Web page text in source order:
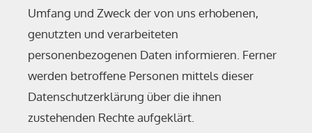
Umfang und Zweck der von uns erhobenen,
genutzten und verarbeiteten
personenbezogenen Daten informieren. Ferner
werden betroffene Personen mittels dieser
Datenschutzerklärung über die ihnen
zustehenden Rechte aufgeklärt.